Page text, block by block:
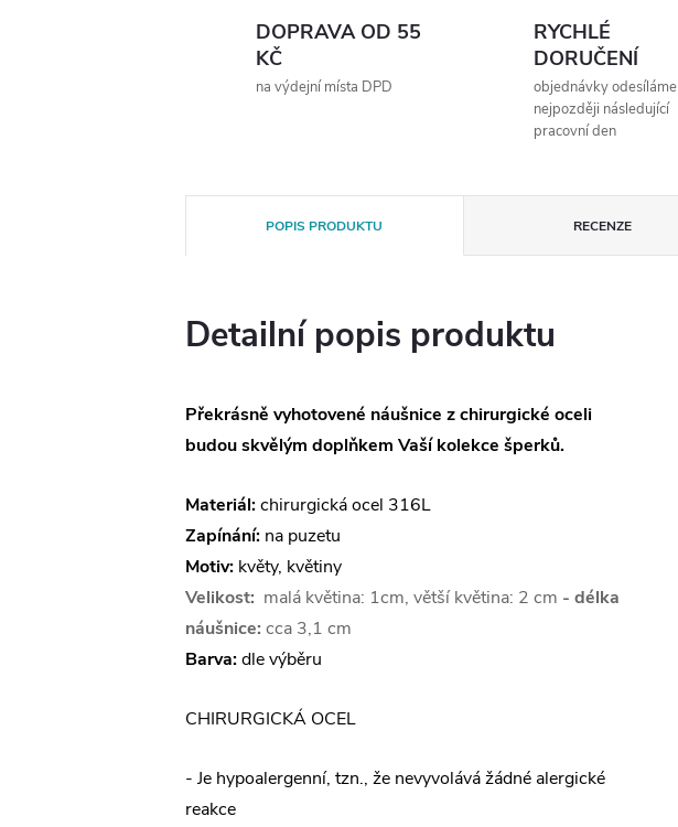
DOPRAVA OD 55
KČ
na výdejní místa DPD
RYCHLÉ
DORUČENÍ
objednávky odesíláme
nejpozději následující
pracovní den
POPIS PRODUKTU RECENZE
Detailní popis produktu
Překrásně vyhotovené náušnice z chirurgické oceli
budou skvělým doplňkem Vaší kolekce šperků.
Materiál:chirurgická ocel 316L
Zapínání: na puzetu
Motiv: květy, květiny
Velikost: malá květina: 1cm, větší květina: 2 cm - délka
náušnice: cca 3,1 cm
Barva:dle výběru
CHIRURGICKÁ OCEL
- Je hypoalergenní, tzn., že nevyvolává žádné alergické
reakce